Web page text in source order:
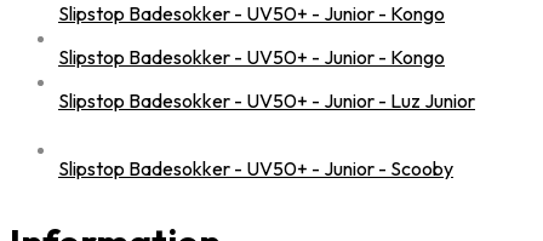
Slipstop Badesokker - UV50+ - Junior - Kongo
Slipstop Badesokker - UV50+ - Junior - Kongo
Slipstop Badesokker - UV50+ - Junior - Luz Junior
Slipstop Badesokker - UV50+ - Junior - Scooby